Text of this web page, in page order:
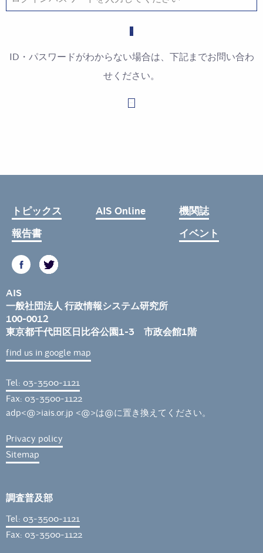
ID・パスワードがわからない場合は、下記までお問い合わ
せください。
トピックス AIS Online
機関誌
報告書
イベント
AIS
一般社団法人 行政情報システム研究所
100-0012
東京都千代田区日比谷公園1-3 市政会館1階
find us in google map
Tel: 03-3500-1121
Fax: 03-3500-1122
adp<@>iais.or.jp <@>は@に置き換えてください。
Privacy policy
Sitemap
調査普及部
Tel: 03-3500-1121
Fax: 03-3500-1122